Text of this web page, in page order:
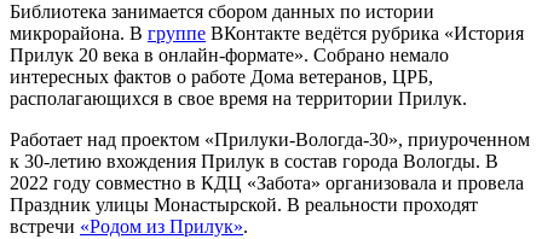
Библиотека занимается сбором данных по истории
микрорайона. В группе ВКонтакте ведётся рубрика «История
Прилук 20 века в онлайн-формате». Собрано немало
интересных фактов о работе Дома ветеранов, ЦРБ,
располагающихся в свое время на территории Прилук.
Работает над проектом «Прилуки-Вологда-30», приуроченном
к 30-летию вхождения Прилук в состав города Вологды. В
2022 году совместно в КДЦ «Забота» организовала и провела
Праздник улицы Монастырской. В реальности проходят
встречи «Родом из Прилук».